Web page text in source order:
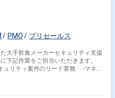
PMO プリセールス
大手飲食メーカーセキュリティ支援
下記作業をご担当いただきます。
リティ案件のリード業務 -マネジ